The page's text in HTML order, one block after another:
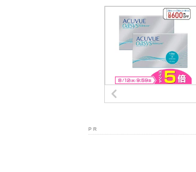
P R